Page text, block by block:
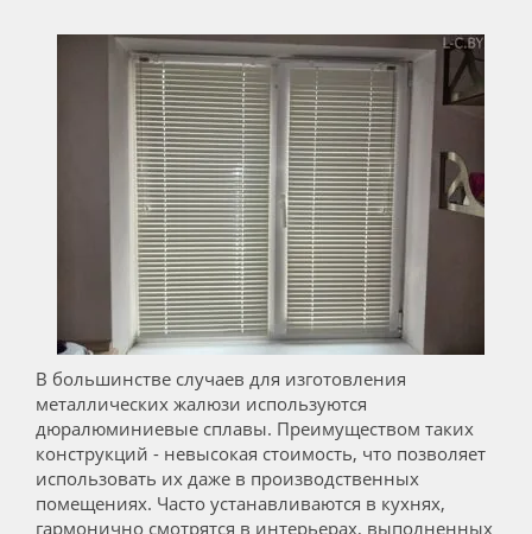
В большинстве случаев для изготовления
металлических жалюзи используются
дюралюминиевые сплавы. Преимуществом таких
конструкций - невысокая стоимость, что позволяет
использовать их даже в производственных
помещениях. Часто устанавливаются в кухнях,
гармонично смотрятся в интерьерах, выполненных